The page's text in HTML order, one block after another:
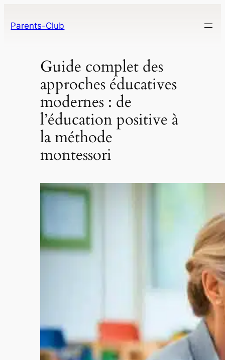
Parents-Club
Guide complet des
approches éducatives
modernes : de
l’éducation positive à
la méthode
montessori